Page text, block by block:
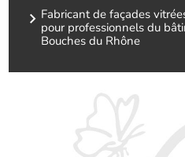
Fabricant de façades
pour professionnels du
Bouches du Rhône